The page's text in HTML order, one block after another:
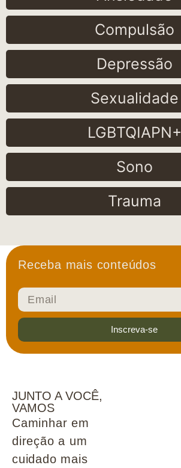
Compulsão
Depressão
Sexualidade
LGBTQIAPN+
Sono
Trauma
Receba mais conteúdos
Inscreva-se
JUNTO A VOCÊ,
VAMOS
Caminhar em
direção a um
cuidado mais